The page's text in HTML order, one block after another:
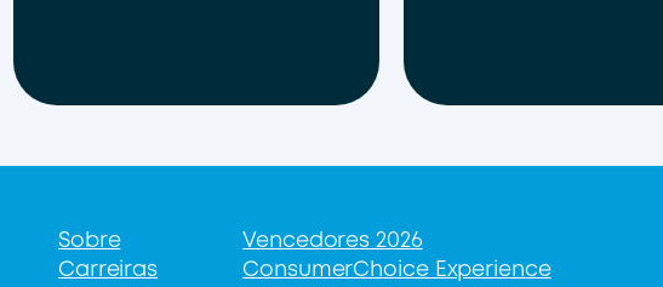
Sobre
Carreiras
Vencedores 2026
ConsumerChoice Experience